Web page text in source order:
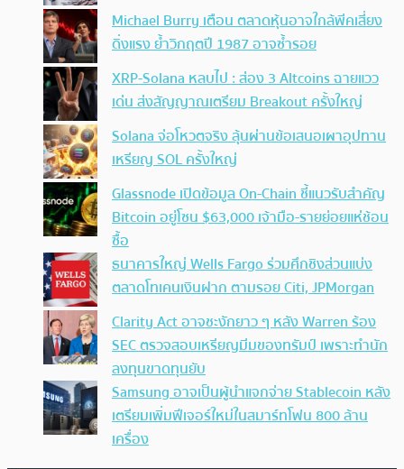
Michael Burry เตือน ตลาดหุ้นอาจใกล้พีคเสี่ยง
ดิ่งแรง ย้ำวิกฤตปี 1987 อาจซ้ำรอย
XRP-Solana หลบไป : ส่อง 3 Altcoins ฉายแวว
เด่น ส่งสัญญาณเตรียม Breakout ครั้งใหญ่
Solana จ่อโหวตจริง ลุ้นผ่านข้อเสนอเผาอุปทาน
เหรียญ SOL ครั้งใหญ่
Glassnode เปิดข้อมูล On-Chain ชี้แนวรับสำคัญ
Bitcoin อยู่โซน $63,000 เจ้ามือ-รายย่อยแห่ช้อน
ซื้อ
ธนาคารใหญ่ Wells Fargo ร่วมศึกชิงส่วนแบ่ง
ตลาดโทเคนเงินฝาก ตามรอย Citi, JPMorgan
Clarity Act อาจชะงักยาว ๆ หลัง Warren ร้อง
SEC ตรวจสอบเหรียญมีมของทรัมป์ เพราะทำนัก
ลงทุนขาดทุนยับ
Samsung อาจเป็นผู้นำแจกจ่าย Stablecoin หลัง
เตรียมเพิ่มฟีเจอร์ใหม่ในสมาร์ทโฟน 800 ล้าน
เครื่อง